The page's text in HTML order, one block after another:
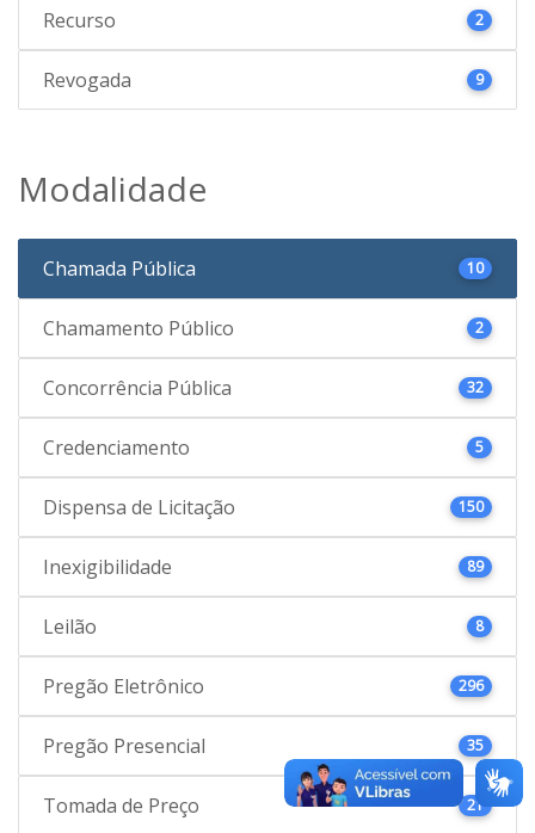
Recurso 2
Revogada 9
Modalidade
Chamada Pública 10
Chamamento Público 2
Concorrência Pública 32
Credenciamento 5
Dispensa de Licitação 150
Inexigibilidade 89
Leilão 8
Pregão Eletrônico 296
Pregão Presencial 35
Tomada de Preço 21